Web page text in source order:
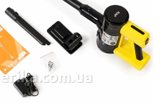
erika.com.ua